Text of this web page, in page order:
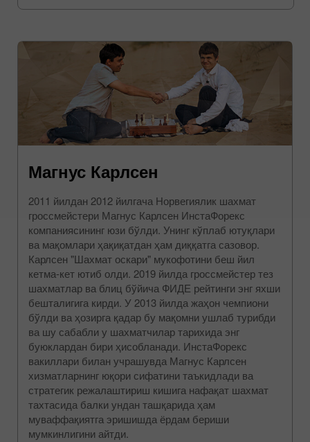
Магнус Карлсен
2011 йилдан 2012 йилгача Норвегиялик шахмат
гроссмейстери Магнус Карлсен ИнстаФорекс
компаниясининг юзи бўлди. Унинг кўплаб ютуқлари
ва мақомлари ҳақиқатдан ҳам диққатга сазовор.
Карлсен "Шахмат оскари" мукофотини беш йил
кетма-кет ютиб олди. 2019 йилда гроссмейстер тез
шахматлар ва блиц бўйича ФИДЕ рейтинги энг яхши
бешталигига кирди. У 2013 йилда жаҳон чемпиони
бўлди ва ҳозирга қадар бу мақомни ушлаб турибди
ва шу сабабли у шахматчилар тарихида энг
буюклардан бири ҳисобланади. ИнстаФорекс
вакиллари билан учрашувда Магнус Карлсен
хизматларнинг юқори сифатини таъкидлади ва
стратегик режалаштириш кишига нафақат шахмат
тахтасида балки ундан ташқарида ҳам
муваффақиятга эришишда ёрдам бериши
мумкинлигини айтди.